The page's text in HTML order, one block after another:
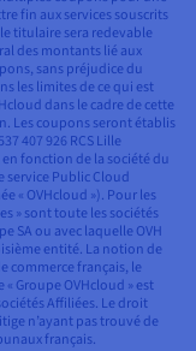
fin aux services souscrits
titulaire sera redevable
des montants lié aux
sans préjudice du
les limites de ce qui est
dans le cadre de cette
Les coupons seront établis
407 926 RCS Lille
fonction de la société du
service Public Cloud
« OVHcloud »). Pour les
» sont toute les sociétés
SA ou avec laquelle OVH
entité. La notion de
commerce français, le
Groupe OVHcloud » est
Affiliées. Le droit
n’ayant pas trouvé de
français.